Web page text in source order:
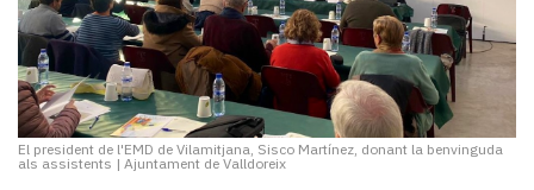
El president de l'EMD de Vilamitjana, Sisco Martínez, donant la benvinguda
als assistents | Ajuntament de Valldoreix